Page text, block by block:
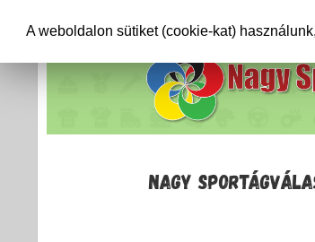
NAGY
A weboldalon sütiket (cookie-kat)